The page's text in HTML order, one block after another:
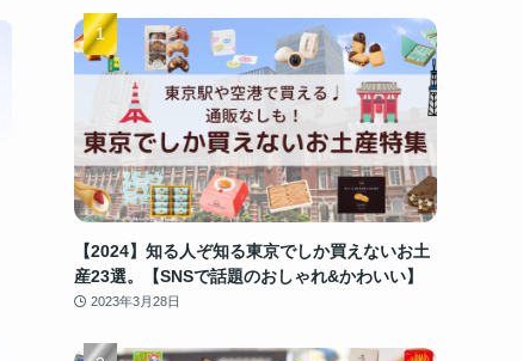
【2024】知る人ぞ知る東京でしか買えないお土
産23選。【SNSで話題のおしゃれ&かわいい】
2023年3月28日